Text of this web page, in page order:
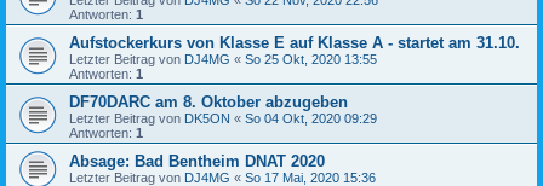
Antworten: 1
Aufstockerkurs von Klasse E auf Klasse A - startet am 31.10.
Letzter Beitrag von DJ4MG « So 25 Okt, 2020 13:55
Antworten: 1
DF70DARC am 8. Oktober abzugeben
Letzter Beitrag von DK5ON « So 04 Okt, 2020 09:29
Antworten: 1
Absage: Bad Bentheim DNAT 2020
Letzter Beitrag von DJ4MG « So 17 Mai, 2020 15:36